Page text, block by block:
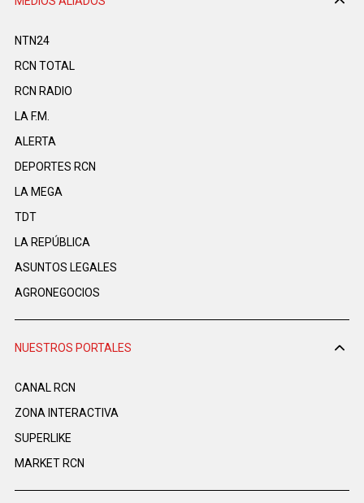
NTN24
RCN TOTAL
RCN RADIO
LA F.M.
ALERTA
DEPORTES RCN
LA MEGA
TDT
LA REPÚBLICA
ASUNTOS LEGALES
AGRONEGOCIOS
NUESTROS PORTALES
CANAL RCN
ZONA INTERACTIVA
SUPERLIKE
MARKET RCN